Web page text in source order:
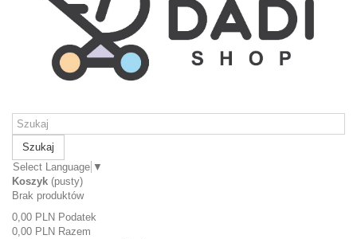
Szukaj
Select Language ▼
Koszyk (pusty)
Brak produktów
0,00 PLN Podatek
0,00 PLN Razem